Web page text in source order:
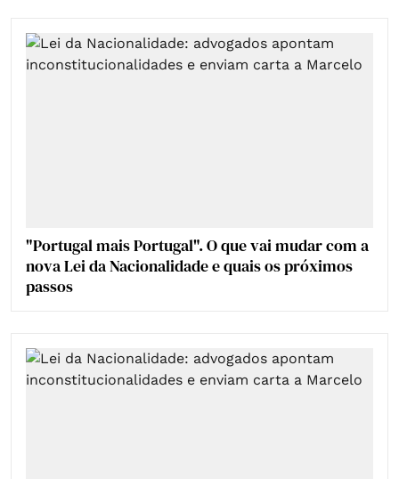
"Portugal mais Portugal". O que vai mudar com a
nova Lei da Nacionalidade e quais os próximos
passos